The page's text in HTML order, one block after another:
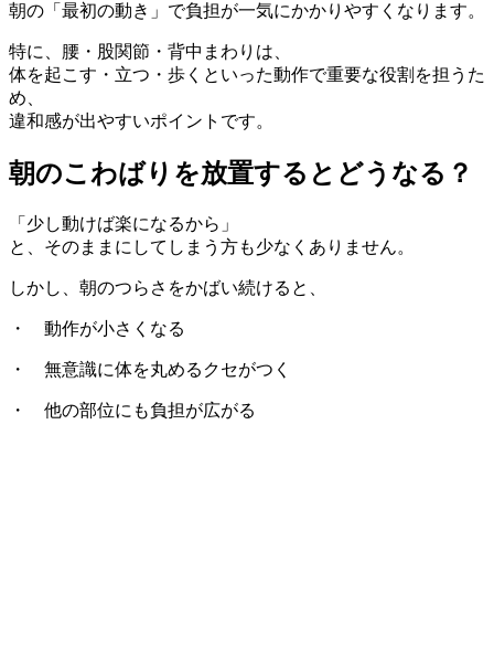
朝の「最初の動き」で負担が一気にかかりやすくなります。
特に、腰・股関節・背中まわりは、
体を起こす・立つ・歩くといった動作で重要な役割を担うた
め、
違和感が出やすいポイントです。
朝のこわばりを放置するとどうなる？
「少し動けば楽になるから」
と、そのままにしてしまう方も少なくありません。
しかし、朝のつらさをかばい続けると、
・ 動作が小さくなる
・ 無意識に体を丸めるクセがつく
・ 他の部位にも負担が広がる